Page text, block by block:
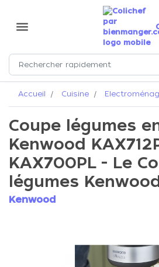
menu
Accueil Cuisine
Coupe légumes
Kenwood
KAX700PL - Le
légumes
Kenwood